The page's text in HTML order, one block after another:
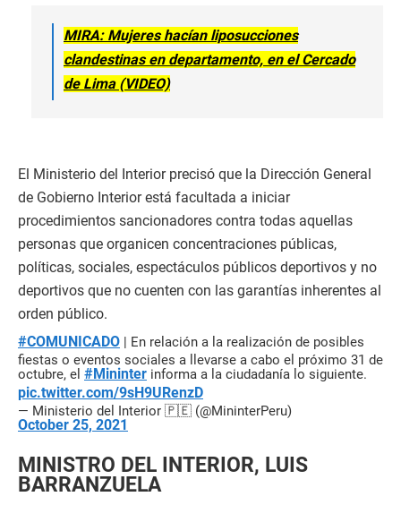
MIRA: Mujeres hacían liposucciones
clandestinas en departamento, en el Cercado
de Lima (VIDEO)
El Ministerio del Interior precisó que la Dirección General
de Gobierno Interior está facultada a iniciar
procedimientos sancionadores contra todas aquellas
personas que organicen concentraciones públicas,
políticas, sociales, espectáculos públicos deportivos y no
deportivos que no cuenten con las garantías inherentes al
orden público.
#COMUNICADO | En relación a la realización de posibles
fiestas o eventos sociales a llevarse a cabo el próximo 31 de
octubre, el #Mininter informa a la ciudadanía lo siguiente.
pic.twitter.com/9sH9URenzD
— Ministerio del Interior 🇵🇪 (@MininterPeru)
October 25, 2021
MINISTRO DEL INTERIOR, LUIS
BARRANZUELA